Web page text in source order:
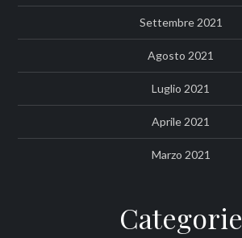
Settembre 2021
Agosto 2021
Luglio 2021
Aprile 2021
Marzo 2021
Categorie